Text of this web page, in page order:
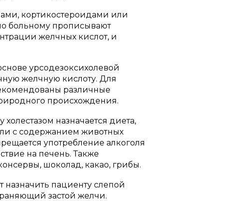
кортикостероидами или
больному прописывают
желчных кислот, и
урсодезоксихолевой
желчную кислоту. Для
различные
происхождения.
назначается диета,
с содержанием животных
употребление алкоголя
на печень. Также
шоколад, какао, грибы.
назначить пациенту слепой
застой желчи.